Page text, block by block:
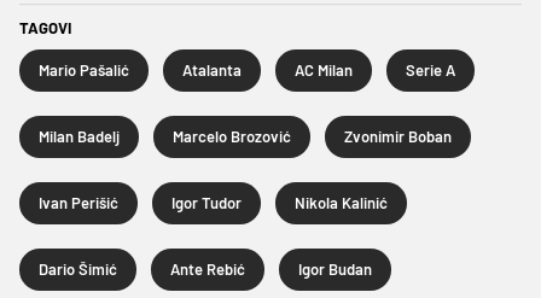
TAGOVI
Mario Pašalić Atalanta AC Milan Serie A
Milan Badelj Marcelo Brozović Zvonimir Boban
Ivan Perišić Igor Tudor Nikola Kalinić
Dario Šimić Ante Rebić Igor Budan